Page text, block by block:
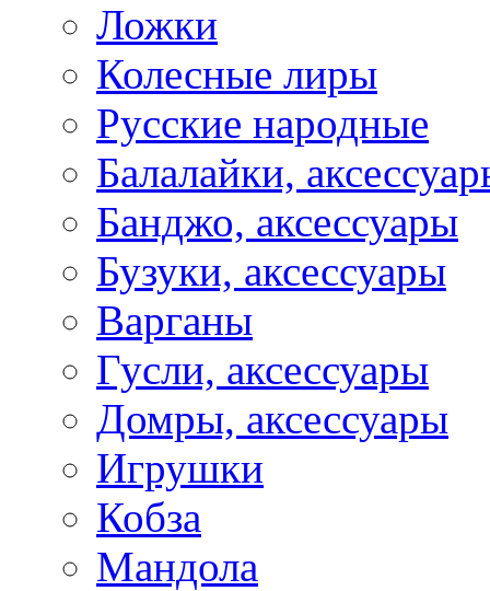
Ложки
Колесные лиры
Русские народные
Балалайки,
Банджо, аксессуары
Бузуки, аксессуары
Варганы
Гусли, аксессуары
Домры, аксессуары
Игрушки
Кобза
Мандола